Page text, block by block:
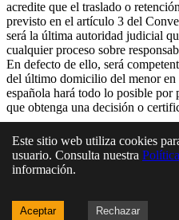
acredite que el traslado o
previsto en el artículo 3 del
será la última autoridad judicial
cualquier proceso sobre
En defecto de ello, será
del último domicilio del menor
española hará todo lo posible por
que obtenga una decisión o
En esta página
Artículo 778 quáter. Ámbito
Artículo 778 sexies.
retención internacional
Este sitio web utiliza cookies
usuario. Consulta nuestra
información.
Aceptar Rechazar